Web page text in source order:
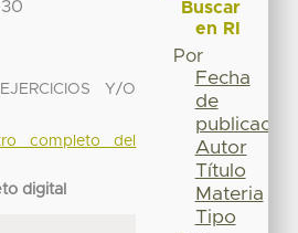
Y/O
completo del
digital
Buscar
en RI
Por
Fecha
de
publicación
Autor
Título
Materia
Tipo